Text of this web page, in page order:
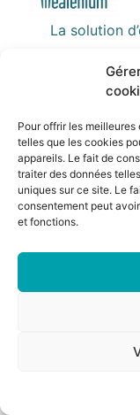
Pour offrir les
telles que les cookies
appareils. Le fait de
traiter des données
uniques sur ce site. Le
consentement peut
et fonctions.
La solution